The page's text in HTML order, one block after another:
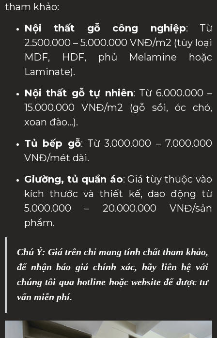
tham khảo:
Nội thất gỗ công nghiệp: Từ
2.500.000 – 5.000.000 VNĐ/m2 (tùy loại
MDF, HDF, phủ Melamine hoặc
Laminate).
Nội thất gỗ tự nhiên: Từ 6.000.000 –
15.000.000 VNĐ/m2 (gỗ sồi, óc chó,
xoan đào…).
Tủ bếp gỗ: Từ 3.000.000 – 7.000.000
VNĐ/mét dài.
Giường, tủ quần áo: Giá tùy thuộc vào
kích thước và thiết kế, dao động từ
5.000.000 – 20.000.000 VNĐ/sản
phẩm.
Chú Ý: Giá trên chỉ mang tính chất tham khảo,
để nhận báo giá chính xác, hãy liên hệ với
chúng tôi qua hotline hoặc website để được tư
vấn miễn phí.